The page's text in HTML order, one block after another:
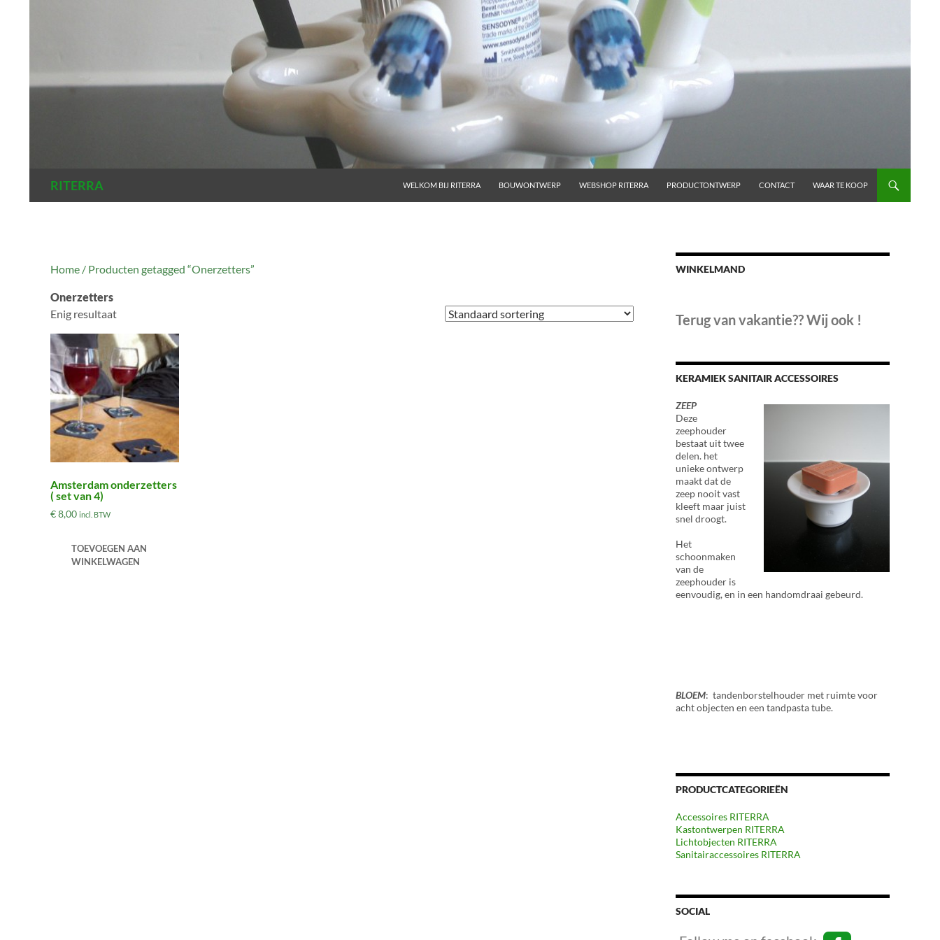
RITERRA
WELKOM BIJ RITERRA
BOUWONTWERP WEBSHOP RITERRA PRODUCTONTWERP CONTACT WAAR TE KOOP
Home / Producten getagged “Onerzetters”
Onerzetters
Enig resultaat
Amsterdam onderzetters
( set van 4)
€8,00 incl. BTW
TOEVOEGEN AAN
WINKELWAGEN
WINKELMAND
Terug van vakantie?? Wij ook !
KERAMIEK SANITAIR ACCESSOIRES
ZEEP
Deze
zeephouder
bestaat uit twee
delen. het
unieke ontwerp
maakt dat de
zeep nooit vast
kleeft maar juist
snel droogt.
Het
schoonmaken
van de
zeephouder is
eenvoudig, en in een handomdraai gebeurd.
BLOEM: tandenborstelhouder met ruimte voor
acht objecten en een tandpasta tube.
PRODUCTCATEGORIEËN
Accessoires RITERRA
Kastontwerpen RITERRA
Lichtobjecten RITERRA
Sanitairaccessoires RITERRA
SOCIAL